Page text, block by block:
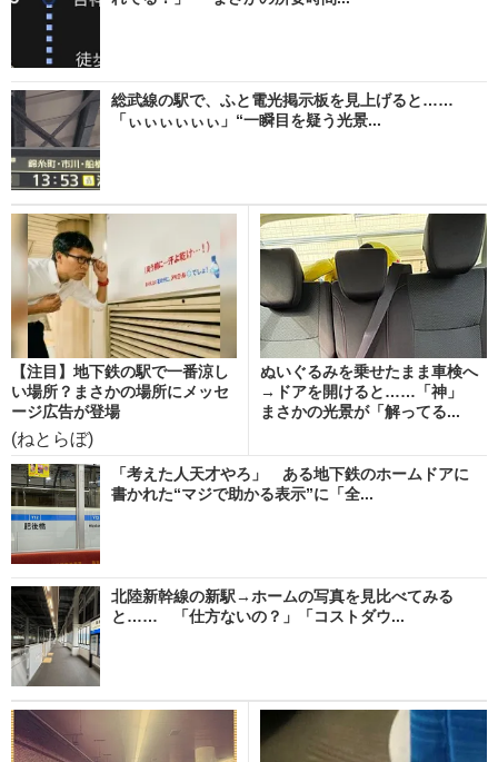
総武線の駅で、ふと電光掲示板を見上げると……
「ぃぃぃぃぃぃ」“一瞬目を疑う光景...
【注目】地下鉄の駅で一番涼し
い場所？まさかの場所にメッセ
ージ広告が登場
(ねとらぼ)
ぬいぐるみを乗せたまま車検へ
→ドアを開けると……「神」
まさかの光景が「解ってる...
「考えた人天才やろ」 ある地下鉄のホームドアに
書かれた“マジで助かる表示”に「全...
北陸新幹線の新駅→ホームの写真を見比べてみる
と…… 「仕方ないの？」「コストダウ...